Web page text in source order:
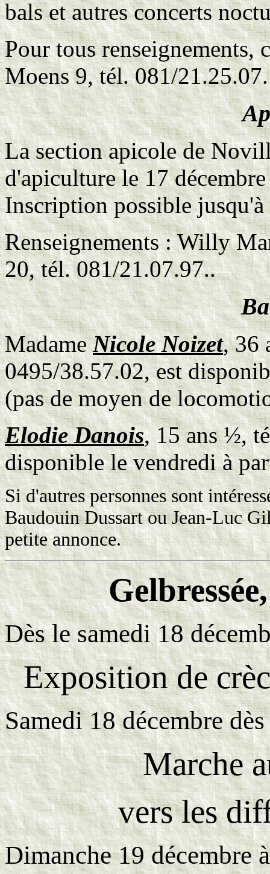
bals et autres concerts
Pour tous renseignements,
Moens 9, tél. 081/21.25.07.
La section apicole de
d'apiculture le 17
Inscription possible
Renseignements : Willy
20, tél. 081/21.07.97..
MadameNicole Noizet, 36
0495/38.57.02, est
(pas de moyen de
Elodie Danois, 15 ans ½,
disponible le vendredi à
Si d'autres personnes sont
Baudouin Dussart ou Jean-Luc
petite annonce.
Dès le samedi 18
Exposition de
Samedi 18 décembre
Marche
vers les
Dimanche 19 décembre